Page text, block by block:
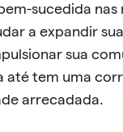
sucedida nas
a expandir
sua
até tem uma
arrecadada.